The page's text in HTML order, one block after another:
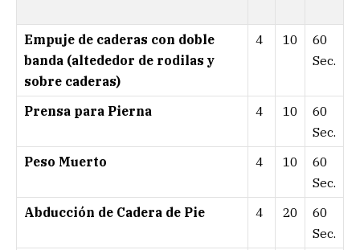
Empuje de caderas con doble
banda (altededor de rodilas y
sobre caderas)
4 10
60
Sec.
Prensa para Pierna 4 10
60
Sec.
Peso Muerto
4 10
60
Sec.
Abducción de Cadera de Pie
4 20
60
Sec.